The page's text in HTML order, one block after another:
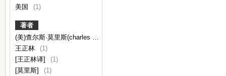
美国
(1)
著者
王正林
(1)
[王正林译]
(1)
[莫里斯]
(1)